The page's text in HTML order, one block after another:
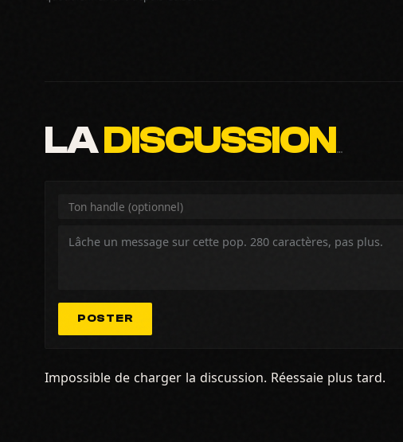
LADISCUSSION…
POSTER
Impossible de charger la discussion. Réessaie plus tard.